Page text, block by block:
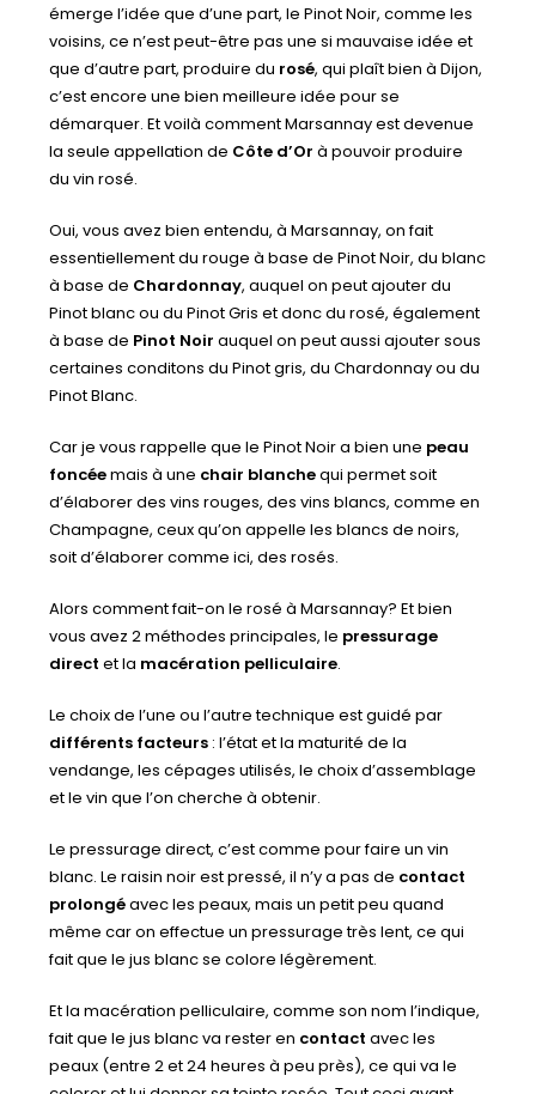
émerge l’idée que d’une part, le Pinot Noir, comme les
voisins, ce n’est peut-être pas une si mauvaise idée et
que d’autre part, produire du rosé, qui plaît bien à Dijon,
c’est encore une bien meilleure idée pour se
démarquer. Et voilà comment Marsannay est devenue
la seule appellation de Côte d’Or à pouvoir produire
du vin rosé.
Oui, vous avez bien entendu, à Marsannay, on fait
essentiellement du rouge à base de Pinot Noir, du blanc
à base de Chardonnay, auquel on peut ajouter du
Pinot blanc ou du Pinot Gris et donc du rosé, également
à base de Pinot Noir auquel on peut aussi ajouter sous
certaines conditons du Pinot gris, du Chardonnay ou du
Pinot Blanc.
Car je vous rappelle que le Pinot Noir a bien une peau
foncéemais à une chair blanchequi permet soit
d’élaborer des vins rouges, des vins blancs, comme en
Champagne, ceux qu’on appelle les blancs de noirs,
soit d’élaborer comme ici, des rosés.
Alors comment fait-on le rosé à Marsannay? Et bien
vous avez 2 méthodes principales, le pressurage
directet la macération pelliculaire.
Le choix de l’une ou l’autre technique est guidé par
différents facteurs : l’état et la maturité de la
vendange, les cépages utilisés, le choix d’assemblage
et le vin que l’on cherche à obtenir.
Le pressurage direct, c’est comme pour faire un vin
blanc. Le raisin noir est pressé, il n’y a pas de contact
prolongéavec les peaux, mais un petit peu quand
même car on effectue un pressurage très lent, ce qui
fait que le jus blanc se colore légèrement.
Et la macération pelliculaire, comme son nom l’indique,
fait que le jus blanc va rester en contactavec les
peaux (entre 2 et 24 heures à peu près), ce qui va le